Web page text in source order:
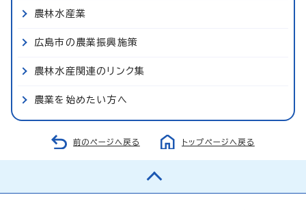
農林水産業
広島市の農業振興施策
農林水産関連のリンク集
農業を始めたい方へ
前のページへ戻る トップページへ戻る